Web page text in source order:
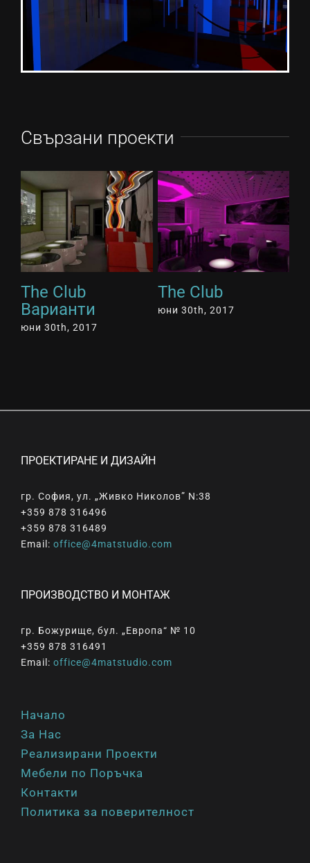
Свързани проекти
The Club
Варианти
юни 30th, 2017
The Club
юни 30th, 2017
ПРОЕКТИРАНЕ И ДИЗАЙН
гр. София, ул. „Живко Николов” N:38
+359 878 316496
+359 878 316489
Email: office@4matstudio.com
ПРОИЗВОДСТВО И МОНТАЖ
гр. Божурище, бул. „Европа“ № 10
+359 878 316491
Email: office@4matstudio.com
Начало
За Нас
Реализирани Проекти
Мебели по Поръчка
Контакти
Политика за поверителност